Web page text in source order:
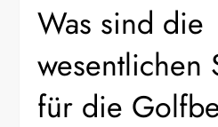
Was sind die
wesentlichen
für die